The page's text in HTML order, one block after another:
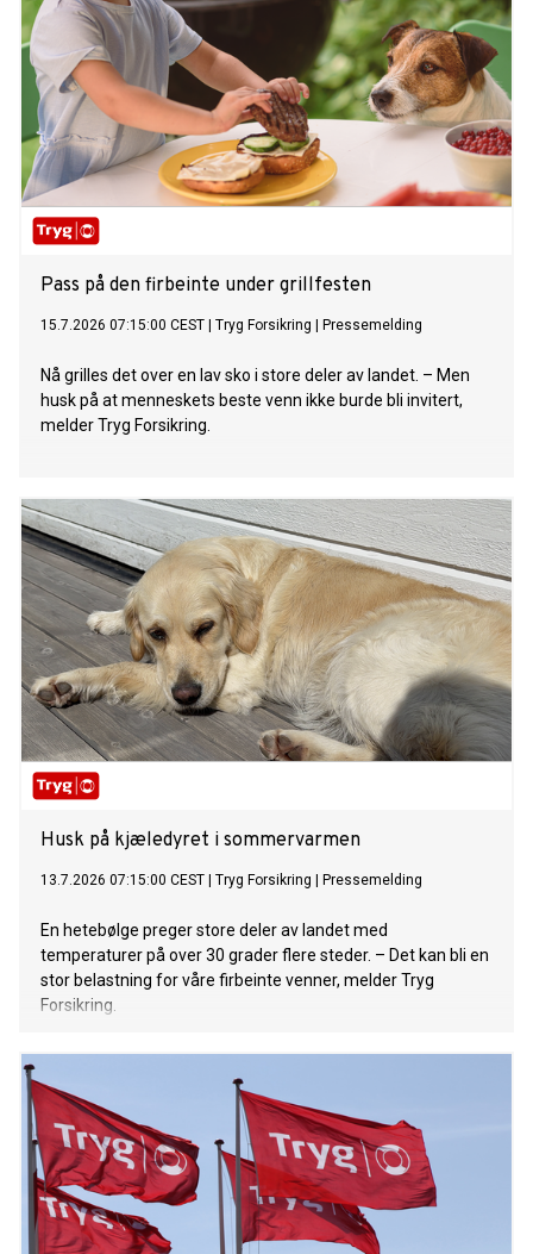
Pass på den firbeinte under grillfesten
15.7.2026 07:15:00 CEST Tryg Forsikring Pressemelding
Nå grilles det over en lav sko i store deler av landet. – Men
husk på at menneskets beste venn ikke burde bli invitert,
melder Tryg Forsikring.
Husk på kjæledyret i sommervarmen
13.7.2026 07:15:00 CEST Tryg Forsikring Pressemelding
En hetebølge preger store deler av landet med
temperaturer på over 30 grader flere steder. – Det kan bli en
stor belastning for våre firbeinte venner, melder Tryg
Forsikring.